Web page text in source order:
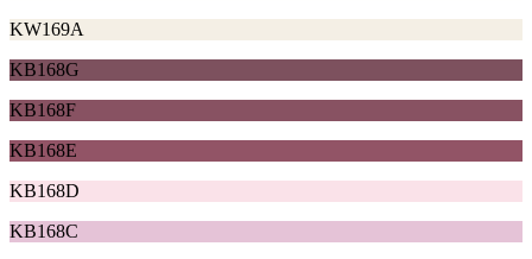
KW169A
KB168G
KB168F
KB168E
KB168D
KB168C